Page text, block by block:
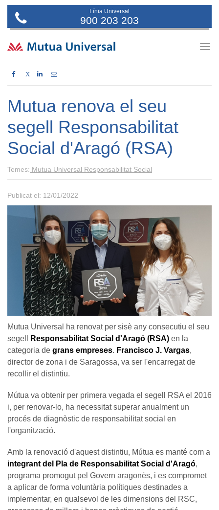
Línia Universal
900 203 203
X
Mutua renova el seu
segell Responsabilitat
Social d'Aragó (RSA)
Temes: Mutua Universal Responsabilitat Social
Publicat el: 12/01/2022
Mutua Universal ha renovat per sisè any consecutiu el seu
segell
Responsabilitat Social d'Aragó (RSA) en la
categoria de grans empreses. Francisco J. Vargas,
director de zona i de Saragossa, va ser l'encarregat de
recollir el distintiu.
Mútua va obtenir per primera vegada el segell RSA el 2016
i, per renovar-lo, ha necessitat superar anualment un
procés de diagnòstic de responsabilitat social en
l'organització.
Amb la renovació d'aquest distintiu, Mútua es manté com a
integrant del Pla de Responsabilitat Social d'Aragó,
programa promogut pel Govern aragonès, i es compromet
a aplicar de forma voluntària polítiques destinades a
implementar, en qualsevol de les dimensions del RSC,